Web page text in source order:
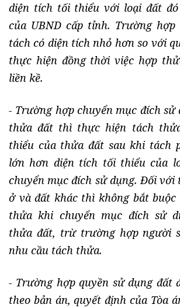
diện tích tối thiểu với loại đất
của UBND cấp tỉnh. Trường
tách có diện tích nhỏ hơn so với
thực hiện đồng thời việc hợp
liền kề.
- Trường hợp chuyển mục đích sử
thửa đất thì thực hiện tách
thiểu của thửa đất sau khi tách
lớn hơn diện tích tối thiểu của
chuyển mục đích sử dụng. Đối với
ở và đất khác thì không bắt
thửa khi chuyển mục đích sử
thửa đất, trừ trường hợp người
nhu cầu tách thửa.
- Trường hợp quyền sử dụng đất
theo bản án, quyết định của Tòa